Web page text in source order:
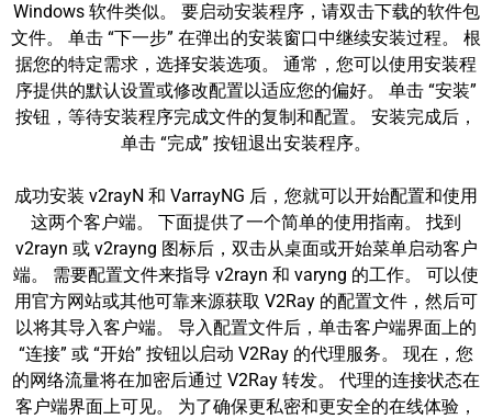
Windows 软件类似。 要启动安装程序，请双击下载的软件包
文件。 单击 “下一步” 在弹出的安装窗口中继续安装过程。 根
据您的特定需求，选择安装选项。 通常，您可以使用安装程
序提供的默认设置或修改配置以适应您的偏好。 单击 “安装”
按钮，等待安装程序完成文件的复制和配置。 安装完成后，
单击 “完成” 按钮退出安装程序。
成功安装 v2rayN 和 VarrayNG 后，您就可以开始配置和使用
这两个客户端。 下面提供了一个简单的使用指南。 找到
v2rayn 或 v2rayng 图标后，双击从桌面或开始菜单启动客户
端。 需要配置文件来指导 v2rayn 和 varyng 的工作。 可以使
用官方网站或其他可靠来源获取 V2Ray 的配置文件，然后可
以将其导入客户端。 导入配置文件后，单击客户端界面上的
“连接” 或 “开始” 按钮以启动 V2Ray 的代理服务。 现在，您
的网络流量将在加密后通过 V2Ray 转发。 代理的连接状态在
客户端界面上可见。 为了确保更私密和更安全的在线体验，